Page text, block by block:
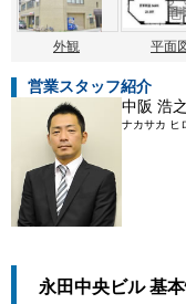
外観 平面
営業スタッフ紹介
中阪 浩之
ナカサカ ヒ
永田中央ビル 基